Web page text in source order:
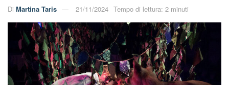
Di Martina Taris 21/11/2024 Tempo di lettura: 2 minuti